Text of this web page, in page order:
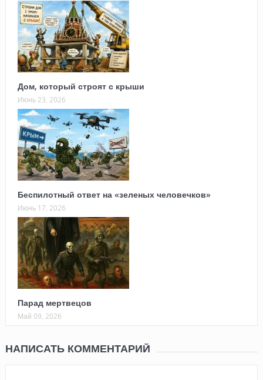
Дом, который строят с крыши
Июнь 23, 2026
Беспилотный ответ на «зеленых человечков»
Июнь 17, 2026
Парад мертвецов
Май 09, 2026
НАПИСАТЬ КОММЕНТАРИЙ